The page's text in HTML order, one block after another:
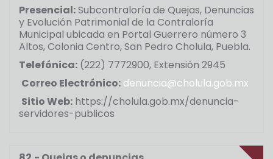
Presencial:Subcontraloría de Quejas, Denuncias
y Evolución Patrimonial de la Contraloría
Municipal ubicada en Portal Guerrero número 3
Altos, Colonia Centro, San Pedro Cholula, Puebla.
Telefónica: (222) 7772900, Extensión 2945
Correo Electrónico: denuncia@cholula.gob.mx
Sitio Web: https://cholula.gob.mx/denuncia-
servidores-publicos